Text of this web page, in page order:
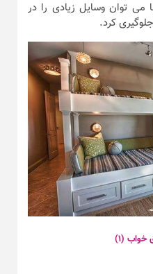
می توان وسایل زیادی را در
کرد.
خواب (۱)